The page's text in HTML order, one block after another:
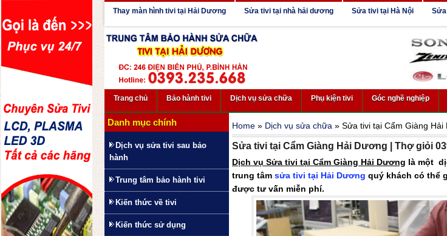
Thay màn hình tivi tại Hải Dương Sửa tivi tại nhà hải dương Sửa tivi tại Hà Nội
Trang chủ Bảo hành tivi Dịch vụ sửa chữa Phụ kiện tivi Góc nghề nghiệp
Danh mục chính
Dịch vụ sửa tivi sau bảo
hành
Trung tâm bảo hành tivi
Kiến thức về tivi
Kiến thức sử dụng
Home » Dịch vụ sửa chữa » Sửa tivi tại Cẩm Giàng
Sửa tivi tại Cẩm Giàng Hải Dương | Thợ giỏi
Dịch vụ Sửa tivi tại Cẩm Giàng Hải Dương là một
trung tâm sửa tivi tại Hải Dương quý khách có thể
được tư vấn miễn phí.